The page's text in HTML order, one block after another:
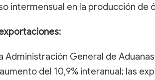
intermensual en la producción de
Administración General de
del 10,9% interanual; las